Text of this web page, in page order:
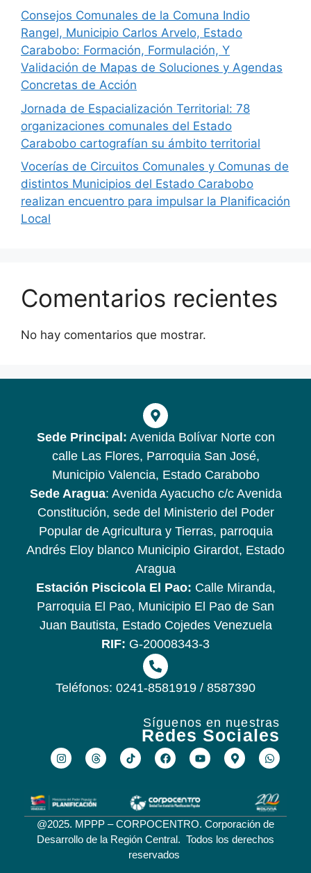
Consejos Comunales de la Comuna Indio
Rangel, Municipio Carlos Arvelo, Estado
Carabobo: Formación, Formulación, Y
Validación de Mapas de Soluciones y Agendas
Concretas de Acción
Jornada de Espacialización Territorial: 78
organizaciones comunales del Estado
Carabobo cartografían su ámbito territorial
Vocerías de Circuitos Comunales y Comunas de
distintos Municipios del Estado Carabobo
realizan encuentro para impulsar la Planificación
Local
Comentarios recientes
No hay comentarios que mostrar.
Sede Principal: Avenida Bolívar Norte con
calle Las Flores, Parroquia San José,
Municipio Valencia, Estado Carabobo
Sede Aragua: Avenida Ayacucho c/c Avenida
Constitución, sede del Ministerio del Poder
Popular de Agricultura y Tierras, parroquia
Andrés Eloy blanco Municipio Girardot, Estado
Aragua
Estación Piscicola El Pao: Calle Miranda,
Parroquia El Pao, Municipio El Pao de San
Juan Bautista, Estado Cojedes Venezuela
RIF: G-20008343-3
Teléfonos: 0241-8581919 / 8587390
Síguenos en nuestras
Redes Sociales
@2025. MPPP – CORPOCENTRO. Corporación de
Desarrollo de la Región Central. Todos los derechos
reservados